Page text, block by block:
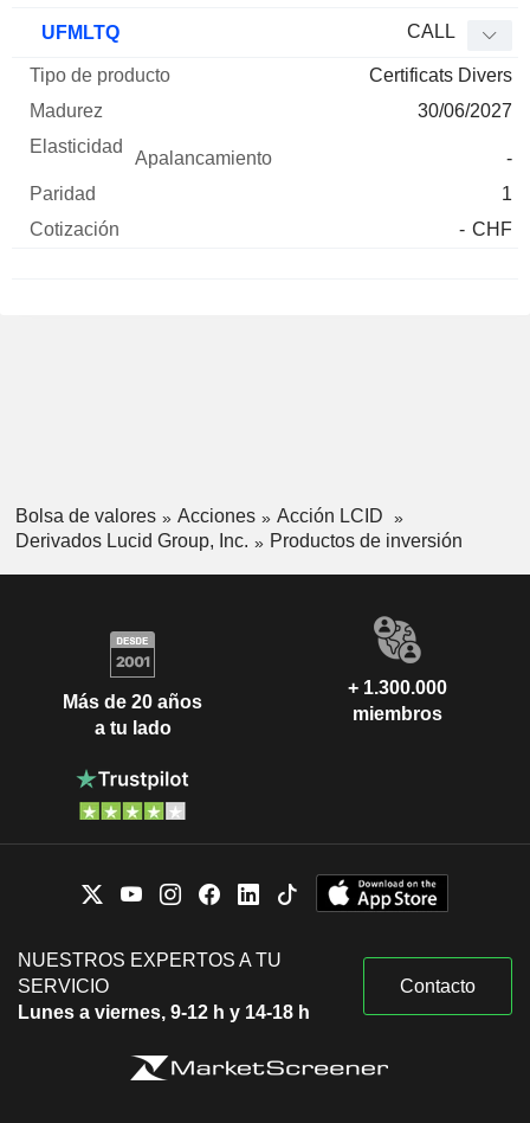
UFMLTQ CALL
Certificats Divers
30/06/2027
-
1
- CHF
Bolsa de valores Acciones
Acción LCID
Derivados Lucid Group, Inc.
Productos de inversión
Más de 20 años
a tu lado
+ 1.300.000
miembros
NUESTROS EXPERTOS A TU
SERVICIO
Lunes a viernes, 9-12 h y 14-18 h
Contacto